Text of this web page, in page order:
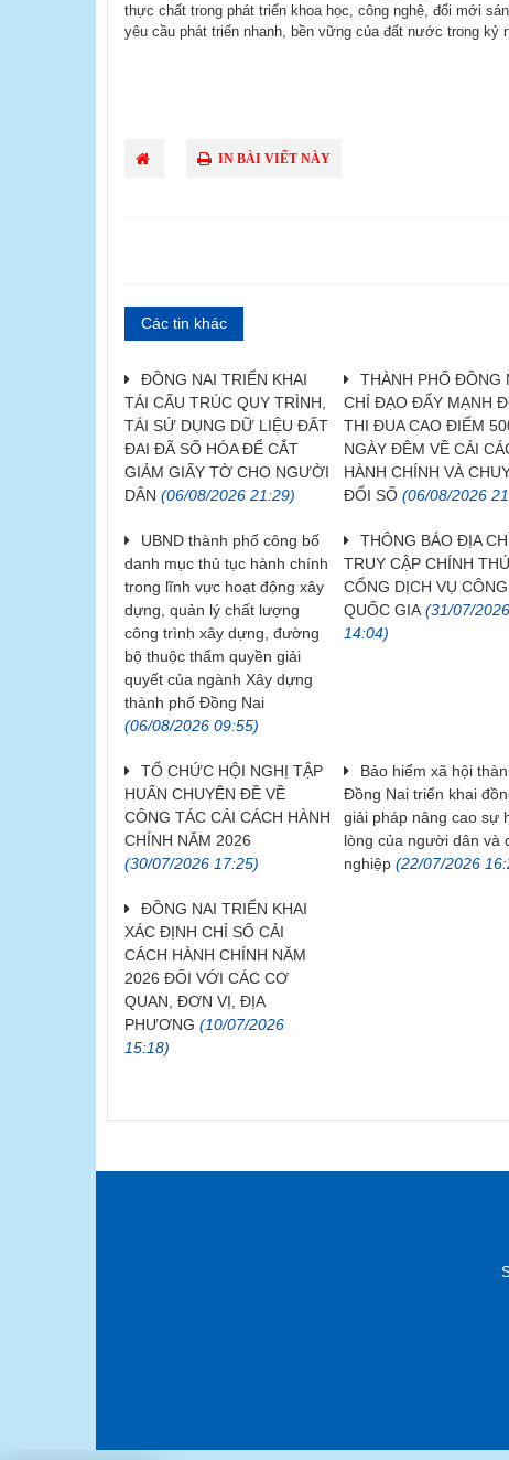
thực chất trong phát triển khoa học, công nghệ, đổi mới
yêu cầu phát triển nhanh, bền vững của đất nước trong kỷ
IN BÀI VIẾT NÀY
Các tin khác
ĐỒNG NAI TRIỂN KHAI
TÁI CẤU TRÚC QUY TRÌNH,
TÁI SỬ DỤNG DỮ LIỆU ĐẤT
ĐAI ĐÃ SỐ HÓA ĐỂ CẮT
GIẢM GIẤY TỜ CHO NGƯỜI
DÂN (06/08/2026 21:29)
THÀNH PHỐ ĐỒNG
CHỈ ĐẠO ĐẨY MẠNH
THI ĐUA CAO ĐIỂM
NGÀY ĐÊM VỀ CẢI
HÀNH CHÍNH VÀ
ĐỔI SỐ (06/08/2026
UBND thành phố công bố
danh mục thủ tục hành chính
trong lĩnh vực hoạt động xây
dựng, quản lý chất lượng
công trình xây dựng, đường
bộ thuộc thẩm quyền giải
quyết của ngành Xây dựng
thành phố Đồng Nai
(06/08/2026 09:55)
THÔNG BÁO ĐỊA
TRUY CẬP CHÍNH
CỔNG DỊCH VỤ CÔNG
QUỐC GIA (31/07/2026
14:04)
TỔ CHỨC HỘI NGHỊ TẬP
HUẤN CHUYÊN ĐỀ VỀ
CÔNG TÁC CẢI CÁCH HÀNH
CHÍNH NĂM 2026
(30/07/2026 17:25)
Bảo hiểm xã hội
Đồng Nai triển khai
giải pháp nâng cao sự
lòng của người dân và
nghiệp (22/07/2026
ĐỒNG NAI TRIỂN KHAI
XÁC ĐỊNH CHỈ SỐ CẢI
CÁCH HÀNH CHÍNH NĂM
2026 ĐỐI VỚI CÁC CƠ
QUAN, ĐƠN VỊ, ĐỊA
PHƯƠNG (10/07/2026
15:18)